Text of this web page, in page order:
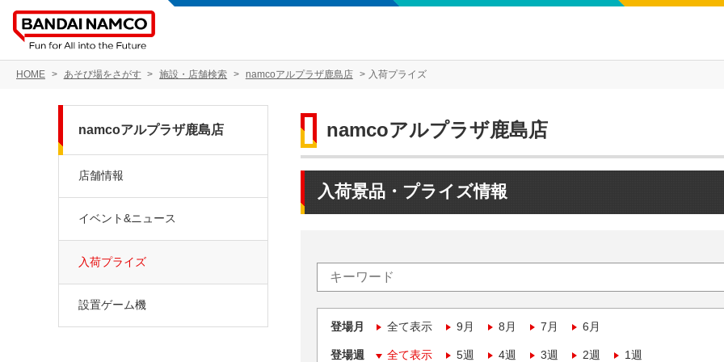
HOME あそび場をさがす 施設・店舗検索 namcoアルプラザ鹿島店 入荷プライズ
namcoアルプラザ鹿島店
入荷景品・プライズ情報
登場月 全て表示 9月 8月 7月 6月
登場週 全て表示 5週 4週 3週 2週 1週
namcoアルプラザ鹿島店
店舗情報
イベント&ニュース
入荷プライズ
設置ゲーム機